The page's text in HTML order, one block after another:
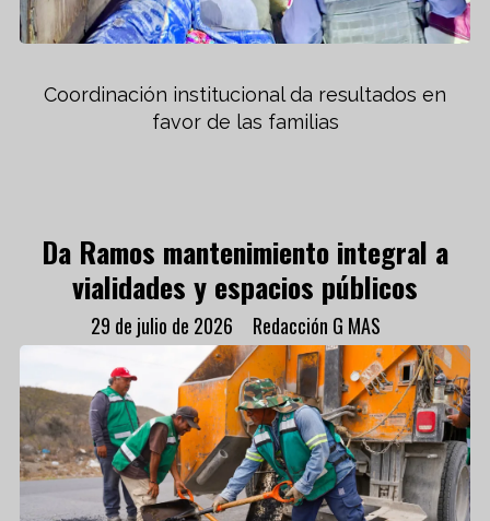
Coordinación institucional da resultados en
favor de las familias
Da Ramos mantenimiento integral a
vialidades y espacios públicos
Redacción G MAS
29 de julio de 2026